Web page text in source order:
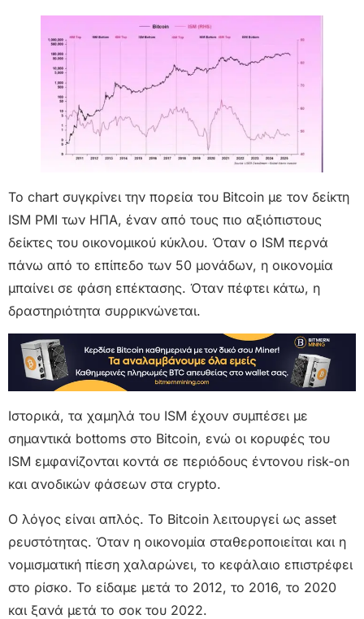
Το chart συγκρίνει την πορεία του Bitcoin με τον δείκτη
ISM PMI των ΗΠΑ, έναν από τους πιο αξιόπιστους
δείκτες του οικονομικού κύκλου. Όταν ο ISM περνά
πάνω από το επίπεδο των 50 μονάδων, η οικονομία
μπαίνει σε φάση επέκτασης. Όταν πέφτει κάτω, η
δραστηριότητα συρρικνώνεται.
Ιστορικά, τα χαμηλά του ISM έχουν συμπέσει με
σημαντικά bottoms στο Bitcoin, ενώ οι κορυφές του
ISM εμφανίζονται κοντά σε περιόδους έντονου risk-on
και ανοδικών φάσεων στα crypto.
Ο λόγος είναι απλός. Το Bitcoin λειτουργεί ως asset
ρευστότητας. Όταν η οικονομία σταθεροποιείται και η
νομισματική πίεση χαλαρώνει, το κεφάλαιο επιστρέφει
στο ρίσκο. Το είδαμε μετά το 2012, το 2016, το 2020
και ξανά μετά το σοκ του 2022.